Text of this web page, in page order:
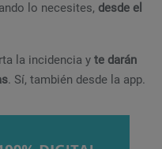
lo necesites, desde el
la incidencia y te darán
. Sí, también desde la app.